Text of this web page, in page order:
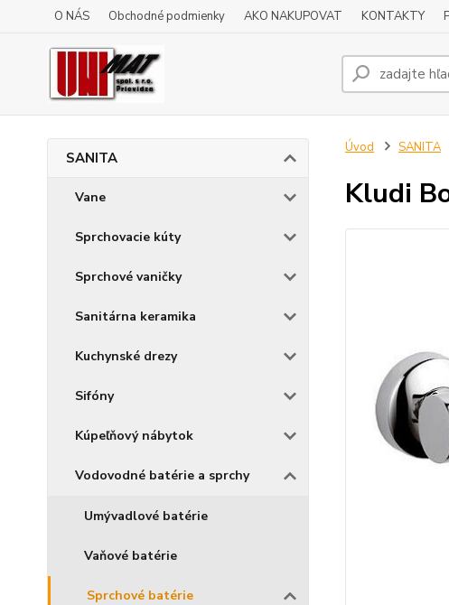
O NÁS Obchodné podmienky AKO NAKUPOVAT KONTAKTY
SANITA
Vane
Sprchovacie kúty
Sprchové vaničky
Sanitárna keramika
Kuchynské drezy
Sifóny
Kúpeľňový nábytok
Vodovodné batérie a sprchy
Umývadlové batérie
Vaňové batérie
Sprchové batérie
Úvod SANITA
Kludi